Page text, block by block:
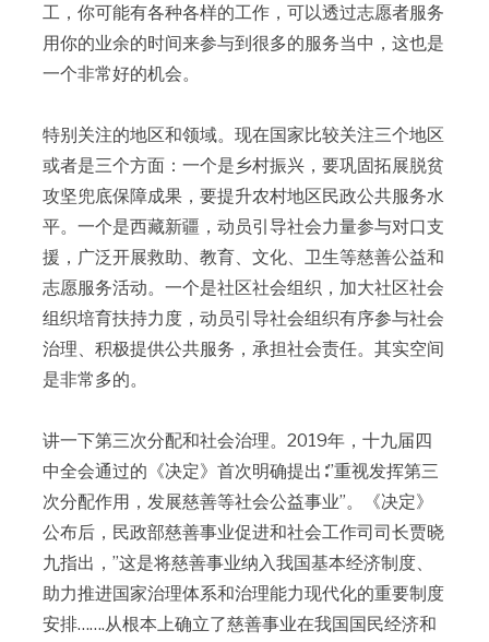
工，你可能有各种各样的工作，可以透过志愿者服务
用你的业余的时间来参与到很多的服务当中，这也是
一个非常好的机会。
特别关注的地区和领域。现在国家比较关注三个地区
或者是三个方面：一个是乡村振兴，要巩固拓展脱贫
攻坚兜底保障成果，要提升农村地区民政公共服务水
平。一个是西藏新疆，动员引导社会力量参与对口支
援，广泛开展救助、教育、文化、卫生等慈善公益和
志愿服务活动。一个是社区社会组织，加大社区社会
组织培育扶持力度，动员引导社会组织有序参与社会
治理、积极提供公共服务，承担社会责任。其实空间
是非常多的。
讲一下第三次分配和社会治理。2019年，十九届四
中全会通过的《决定》首次明确提出∶”重视发挥第三
次分配作用，发展慈善等社会公益事业”。《决定》
公布后，民政部慈善事业促进和社会工作司司长贾晓
九指出，”这是将慈善事业纳入我国基本经济制度、
助力推进国家治理体系和治理能力现代化的重要制度
安排…….从根本上确立了慈善事业在我国国民经济和